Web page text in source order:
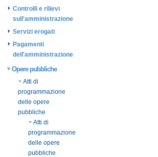
Controlli e rilievi
sull'amministrazione
Servizi erogati
Pagamenti
dell'amministrazione
Opere pubbliche
Atti di
programmazione
delle opere
pubbliche
Atti di
programmazione
delle opere
pubbliche